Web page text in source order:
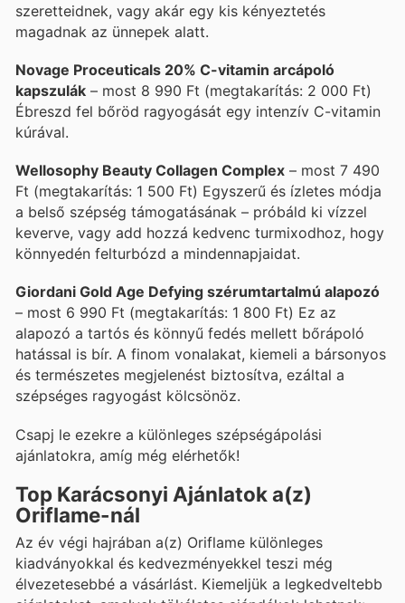
szeretteidnek, vagy akár egy kis kényeztetés
magadnak az ünnepek alatt.
Novage Proceuticals 20% C-vitamin arcápoló
kapszulák – most 8 990 Ft (megtakarítás: 2 000 Ft)
Ébreszd fel bőröd ragyogását egy intenzív C-vitamin
kúrával.
Wellosophy Beauty Collagen Complex – most 7 490
Ft (megtakarítás: 1 500 Ft) Egyszerű és ízletes módja
a belső szépség támogatásának – próbáld ki vízzel
keverve, vagy add hozzá kedvenc turmixodhoz, hogy
könnyedén felturbózd a mindennapjaidat.
Giordani Gold Age Defying szérumtartalmú alapozó
– most 6 990 Ft (megtakarítás: 1 800 Ft) Ez az
alapozó a tartós és könnyű fedés mellett bőrápoló
hatással is bír. A finom vonalakat, kiemeli a bársonyos
és természetes megjelenést biztosítva, ezáltal a
szépséges ragyogást kölcsönöz.
Csapj le ezekre a különleges szépségápolási
ajánlatokra, amíg még elérhetők!
Top Karácsonyi Ajánlatok a(z)
Oriflame-nál
Az év végi hajrában a(z) Oriflame különleges
kiadványokkal és kedvezményekkel teszi még
élvezetesebbé a vásárlást. Kiemeljük a legkedveltebb